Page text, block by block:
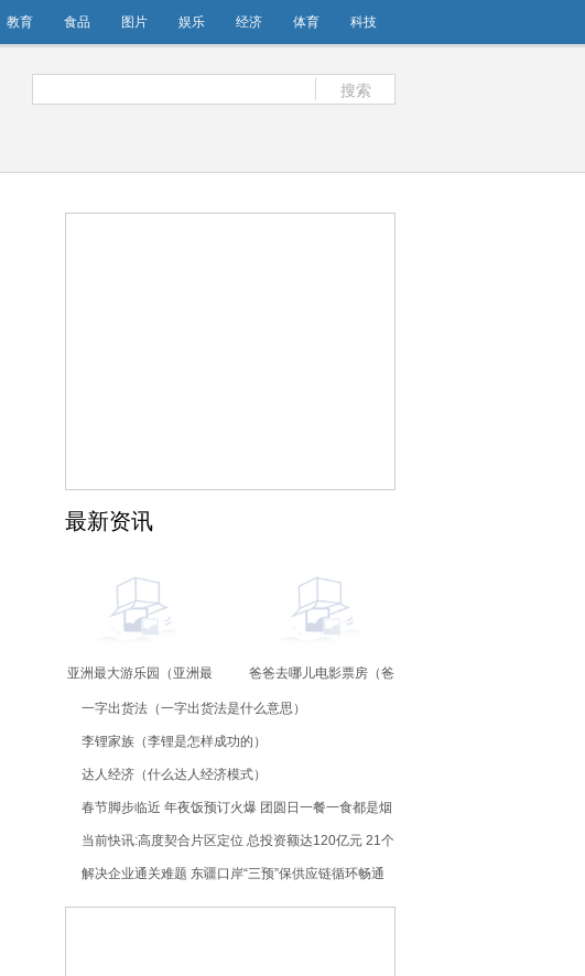
教育 食品 图片 娱乐 经济 体育 科技
搜索
最新资讯
亚洲最大游乐园（亚洲最
爸爸去哪儿电影票房（爸
一字出货法（一字出货法是什么意思）
李锂家族（李锂是怎样成功的）
达人经济（什么达人经济模式）
春节脚步临近 年夜饭预订火爆 团圆日一餐一食都是烟
火气
当前快讯:高度契合片区定位 总投资额达120亿元 21个
项目集中签约落户“于响”
解决企业通关难题 东疆口岸“三预”保供应链循环畅通